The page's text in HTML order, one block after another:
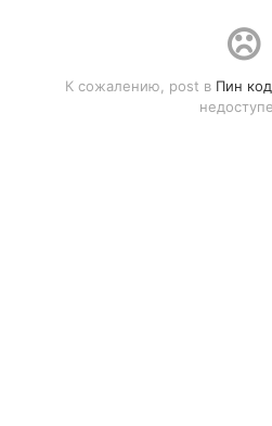
К сожалению, post в Пин